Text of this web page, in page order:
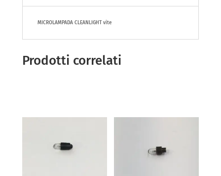
MICROLAMPADA CLEANLIGHT vite
Prodotti correlati